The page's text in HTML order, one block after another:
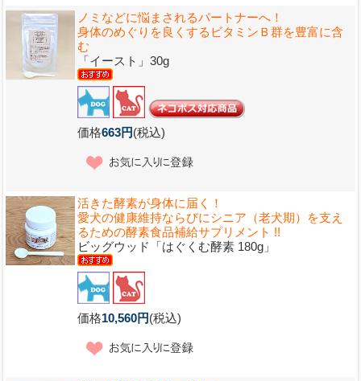
ノミなどに悩まされるパートナーへ！
身体のめぐりを良くするビタミンＢ群を豊富に含
む
「イースト」30g
価格663円(税込)
活きた酵素が身体に届く！
愛犬の健康維持ならびにシニア（老犬期）を支え
るための酵素食品補給サプリメント !!
ビッグウッド「はぐくむ酵素 180g」
価格10,560円(税込)